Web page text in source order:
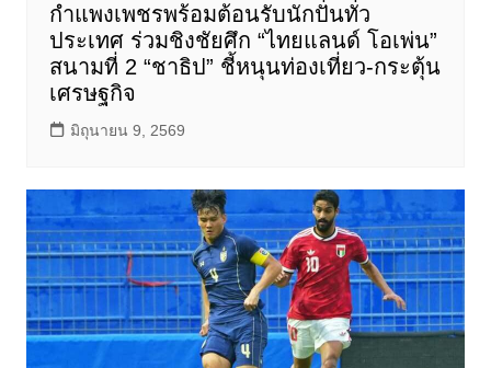
กำแพงเพชรพร้อมต้อนรับนักปั่นทั่ว
ประเทศ ร่วมชิงชัยศึก “ไทยแลนด์ โอเพ่น”
สนามที่ 2 “ชาธิป” ชี้หนุนท่องเที่ยว-กระตุ้น
เศรษฐกิจ
มิถุนายน 9, 2569